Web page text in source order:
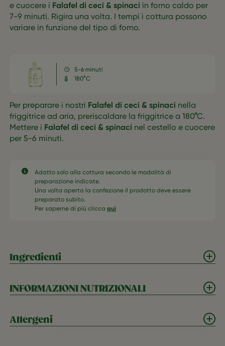
e cuocere i Falafel di ceci & spinaci in forno caldo per
7-9 minuti. Rigira una volta. I tempi i cottura possono
variare in funzione del tipo di forno.
5-6 minuti
180°C
Per preparare i nostri Falafel di ceci & spinaci nella
friggitrice ad aria, preriscaldare la friggitrice a 180°C.
Mettere i Falafel di ceci & spinaci nel cestello e cuocere
per 5-6 minuti.
Adatto solo alla cottura secondo le modalità di
preparazione indicate.
Una volta aperta la confezione il prodotto deve essere
preparato subito.
Per saperne di più clicca qui
Ingredienti
INFORMAZIONI NUTRIZIONALI
Allergeni